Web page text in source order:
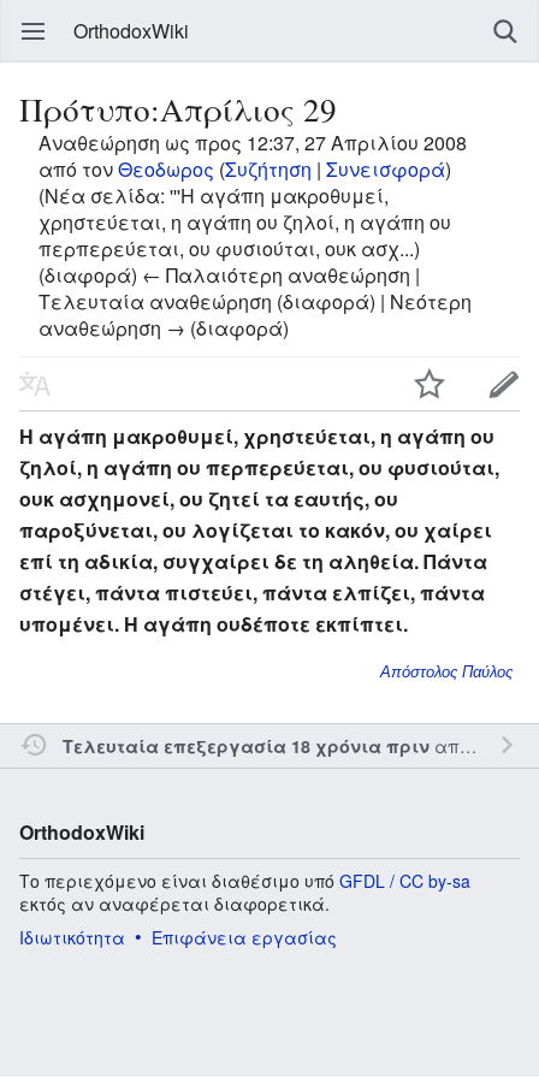
OrthodoxWiki
Πρότυπο:Απρίλιος 29
Αναθεώρηση ως προς 12:37, 27 Απριλίου 2008
από τονΘεοδωρος (Συζήτηση | Συνεισφορά)
(Νέα σελίδα: '''Η αγάπη μακροθυμεί,
χρηστεύεται, η αγάπη ου ζηλοί, η αγάπη ου
περπερεύεται, ου φυσιούται, ουκ ασχ...)
(διαφορά) ← Παλαιότερη αναθεώρηση |
Τελευταία αναθεώρηση (διαφορά) | Νεότερη
αναθεώρηση → (διαφορά)
Η αγάπη μακροθυμεί, χρηστεύεται, η αγάπη ου
ζηλοί, η αγάπη ου περπερεύεται, ου φυσιούται,
ουκ ασχημονεί, ου ζητεί τα εαυτής, ου
παροξύνεται, ου λογίζεται το κακόν, ου χαίρει
επί τη αδικία, συγχαίρει δε τη αληθεία. Πάντα
στέγει, πάντα πιστεύει, πάντα ελπίζει, πάντα
υπομένει. Η αγάπη ουδέποτε εκπίπτει.
Απόστολος Παύλος
Τελευταία επεξεργασία 18 χρόνια πριναπό τον την
OrthodoxWiki
Το περιεχόμενο είναι διαθέσιμο υπό GFDL / CC by-sa
εκτός αν αναφέρεται διαφορετικά.
Ιδιωτικότητα
Επιφάνεια εργασίας